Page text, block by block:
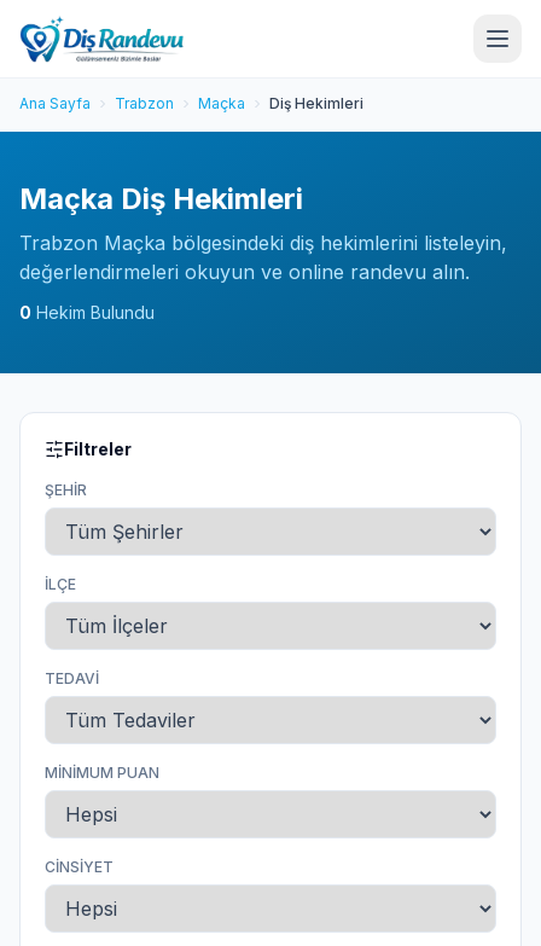
Ana Sayfa Trabzon Maçka Diş Hekimleri
Maçka Diş Hekimleri
Trabzon Maçka bölgesindeki diş hekimlerini listeleyin,
değerlendirmeleri okuyun ve online randevu alın.
0 Hekim Bulundu
Filtreler
ŞEHIR
İLÇE
TEDAVI
MINIMUM PUAN
CINSIYET